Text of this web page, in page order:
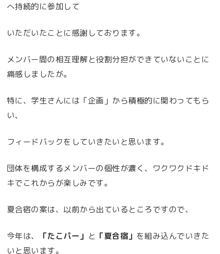
へ持続的に参加して
いただいたことに感謝しております。
メンバー間の相互理解と役割分担ができていないことに
痛感しましたが。
特に、学生さんには「企画」から積極的に関わってもら
い、
フィードバックをしていきたいと思います。
団体を構成するメンバーの個性が濃く、ワクワクドキド
キでこれからが楽しみです。
夏合宿の案は、以前から出ているところですので、
今年は、 「たこパー」 と 「夏合宿」 を組み込んでいきた
いと思います。